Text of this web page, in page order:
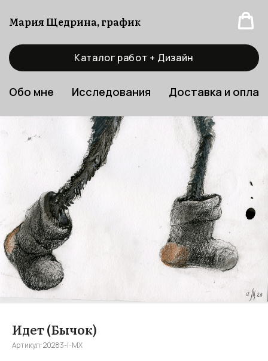
Мария Щедрина, график
Каталог работ + Дизайн
Обо мне Исследования Доставка и
Идет (Бычок)
Артикул:20283-I-MX